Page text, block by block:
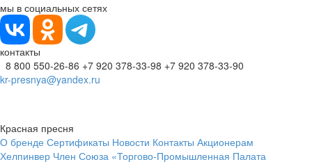
мы в социальных сетях
контакты
8 800 550-26-86 +7 920 378-33-98 +7 920 378-33-90
kr-presnya@yandex.ru
Красная пресня
О бренде Сертификаты Новости Контакты Акционерам
Хелпинвер Член Союза «Торгово-Промышленная Палата